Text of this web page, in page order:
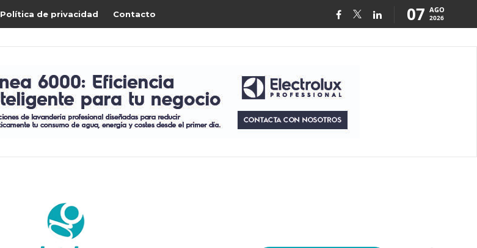
Política de privacidad Contacto 07 AGO
2026